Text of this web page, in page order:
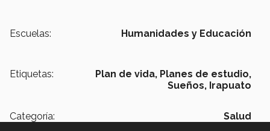
Escuelas: Humanidades y Educación
Etiquetas: Plan de vida, Planes de estudio,
Sueños, Irapuato
Categoría: Salud